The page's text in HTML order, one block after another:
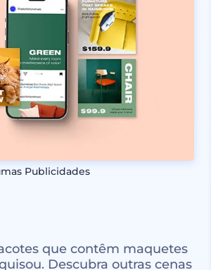
Publicidades
que contêm maquetes
Descubra outras cenas